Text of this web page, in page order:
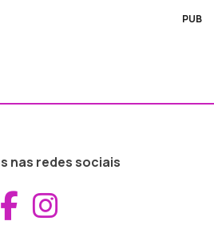
PUB
nas redes sociais
Aceder ao